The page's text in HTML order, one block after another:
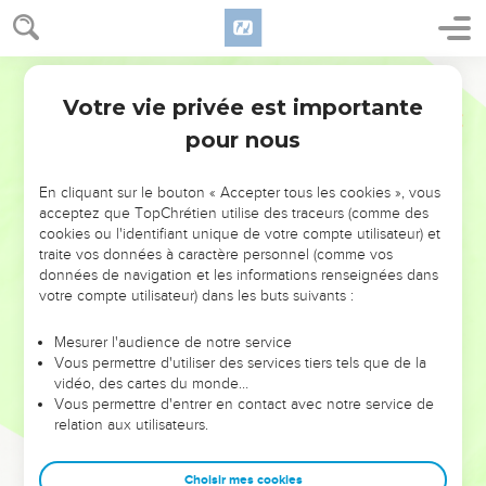
NE MANQUEZ PAS L’ÉVÉNEMENT
DE L’ANNÉE !
ET SI LEURS ERREURS POUVAIENT VOUS ÉVITER LES
VOTRES ?
leur foi ou leur vision. Mais on voit moins les doutes, les erreurs
et les saisons difficiles qu'ils ont traversés, alors même que ce
sont elles qui les ont façonnés.
Dans cette conférence, leaders, entrepreneurs, et responsables
clés pour avancer avec plus de sagesse afin que leurs erreurs
Votre vie privée est importante
pour nous
En cliquant sur le bouton « Accepter tous les cookies », vous
acceptez que TopChrétien utilise des traceurs (comme des
cookies ou l'identifiant unique de votre compte utilisateur) et
traite vos données à caractère personnel (comme vos
données de navigation et les informations renseignées dans
votre compte utilisateur) dans les buts suivants :
Mesurer l'audience de notre service
Vous permettre d'utiliser des services tiers tels que de la
vidéo, des cartes du monde…
Vous permettre d'entrer en contact avec notre service de
relation aux utilisateurs.
Choisir mes cookies